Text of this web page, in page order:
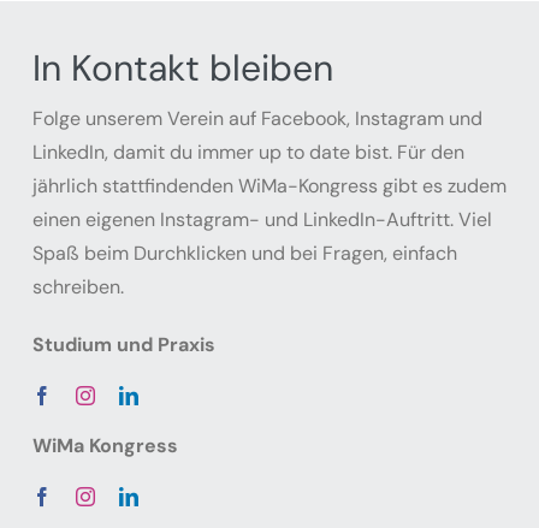
In Kontakt bleiben
Folge unserem Verein auf Facebook, Instagram und
LinkedIn, damit du immer up to date bist. Für den
jährlich stattfindenden WiMa-Kongress gibt es zudem
einen eigenen Instagram- und LinkedIn-Auftritt. Viel
Spaß beim Durchklicken und bei Fragen, einfach
schreiben.
Studium und Praxis
WiMa Kongress